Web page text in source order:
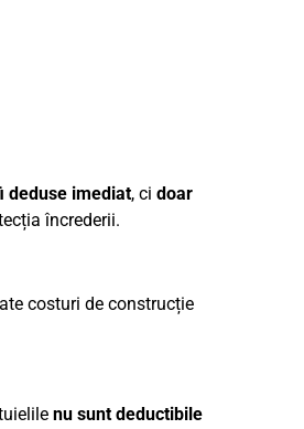
deduse imediat, ci doar
încrederii.
costuri de construcție
nu sunt deductibile